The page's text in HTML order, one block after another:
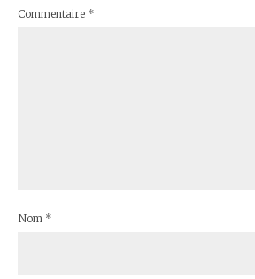
Commentaire *
Nom *